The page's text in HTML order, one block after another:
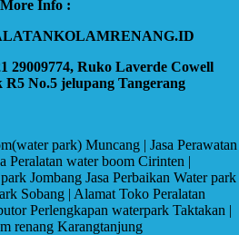
More Info :
29009774, Ruko Laverde Cowell
No.5 jelupang Tangerang
park) Muncang | Jasa Perawatan
Peralatan water boom Cirinten |
Jombang Jasa Perbaikan Water park
Sobang | Alamat Toko Peralatan
Perlengkapan waterpark Taktakan |
renang Karangtanjung